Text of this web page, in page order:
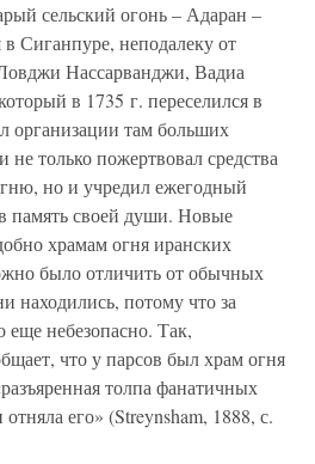
сельский огонь – Адаран –
Сиганпуре, неподалеку от
Нассарванджи, Вадиа
в 1735 г. переселился в
организации там больших
не только пожертвовал средства
но и учредил ежегодный
память своей души. Новые
храмам огня иранских
было отличить от обычных
находились, потому что за
небезопасно. Так,
что у парсов был храм огня
толпа фанатичных
его» (Streynsham, 1888, с.